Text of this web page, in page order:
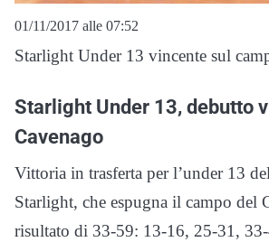
01/11/2017 alle 07:52
Starlight Under 13 vincente sul
Starlight Under 13, debutto
Cavenago
Vittoria in trasferta per l’under 13
Starlight, che espugna il campo del
risultato di 33-59: 13-16, 25-31,